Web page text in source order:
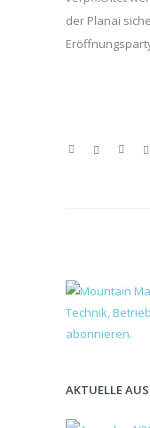
der Planai
AKTUELLE